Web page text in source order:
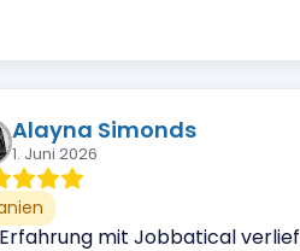
Alayna Simonds
1. Juni 2026
mit Jobbatical verlief